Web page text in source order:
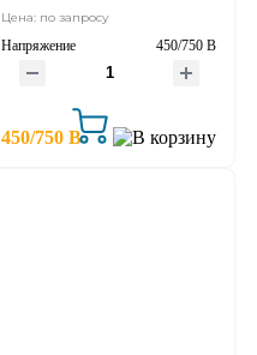
450/750 В
Цена: по запросу
Напряжение 450/750 В